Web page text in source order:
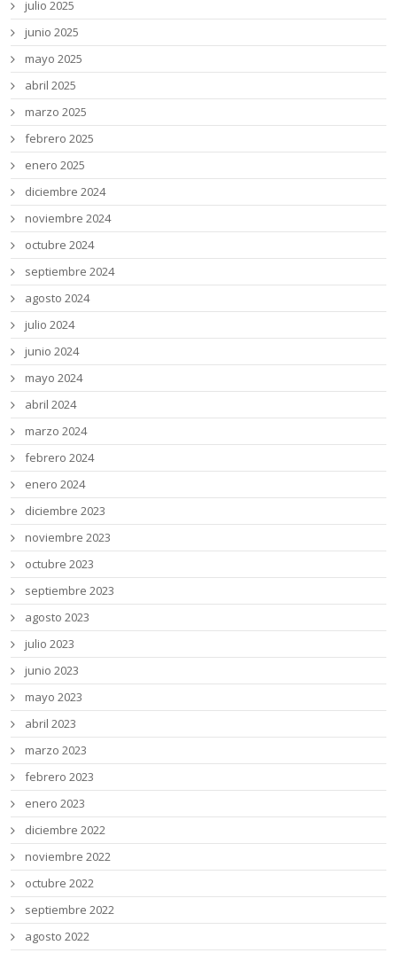
julio 2025
junio 2025
mayo 2025
abril 2025
marzo 2025
febrero 2025
enero 2025
diciembre 2024
noviembre 2024
octubre 2024
septiembre 2024
agosto 2024
julio 2024
junio 2024
mayo 2024
abril 2024
marzo 2024
febrero 2024
enero 2024
diciembre 2023
noviembre 2023
octubre 2023
septiembre 2023
agosto 2023
julio 2023
junio 2023
mayo 2023
abril 2023
marzo 2023
febrero 2023
enero 2023
diciembre 2022
noviembre 2022
octubre 2022
septiembre 2022
agosto 2022